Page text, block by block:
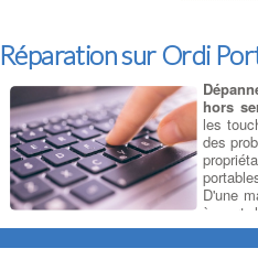
Réparation sur Ordi
hors
les
des
D'une
à part
d'ordre logiciels, lesréparations du
portablepeuvent être